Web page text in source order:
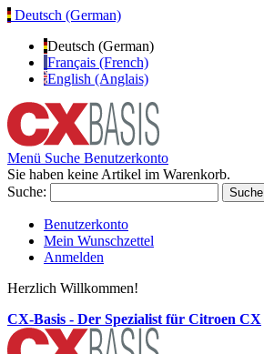
Deutsch (German)
Deutsch (German)
Français (French)
English (Anglais)
Menü Suche Benutzerkonto
Sie haben keine Artikel im Warenkorb.
Suche:
Suche
Benutzerkonto
Mein Wunschzettel
Anmelden
Herzlich Willkommen!
CX-Basis - Der Spezialist für Citroen CX